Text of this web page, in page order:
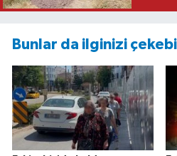
Bunlar da ilginizi